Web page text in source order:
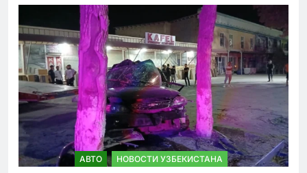
АВТО НОВОСТИ УЗБЕКИСТАНА